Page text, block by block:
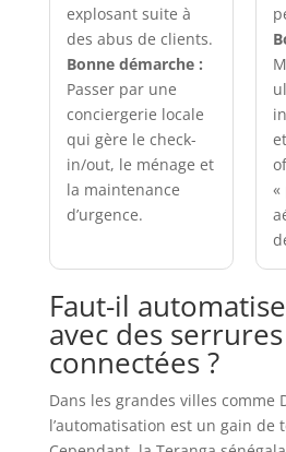
explosant suite à
des abus de clients.
Bonne démarche :
Passer par une
conciergerie locale
qui gère le check-
in/out, le ménage et
la maintenance
d’urgence.
«
Faut-il
avec des serrures
connectées ?
Dans les grandes villes comme
l’automatisation est un gain de